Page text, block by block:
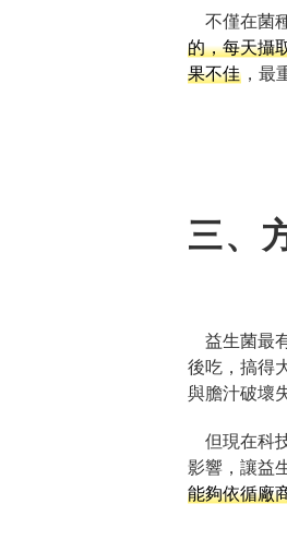
不僅在菌
的，每天攝
果不佳 ，最
三、
益生菌最
後吃，搞得
與膽汁破壞
但現在科
影響，讓益
能夠依循廠